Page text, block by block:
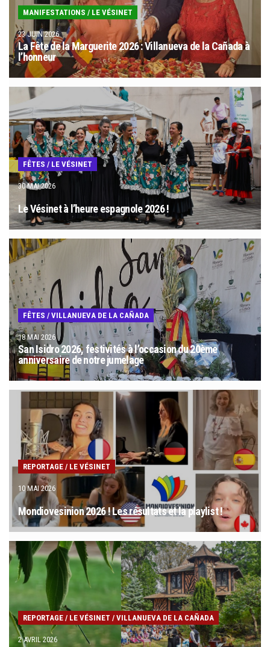
MANIFESTATIONS / LE VÉSINET
23 JUIN 2026
La Fête de la Marguerite 2026 : Villanueva de la Cañada à
l’honneur
FÊTES / LE VÉSINET
30 MAI 2026
Le Vésinet à l’heure espagnole 2026 !
FÊTES / VILLANUEVA DE LA CAÑADA
18 MAI 2026
San Isidro 2026, festivités à l’occasion du 20ème
anniversaire de notre jumelage
REPORTAGE / LE VÉSINET
10 MAI 2026
Mondiovesinion 2026 ! Les résultats et la playlist !
REPORTAGE / LE VÉSINET / VILLANUEVA DE LA CAÑADA
2 AVRIL 2026